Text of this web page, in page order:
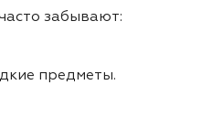
забывают:
предметы.